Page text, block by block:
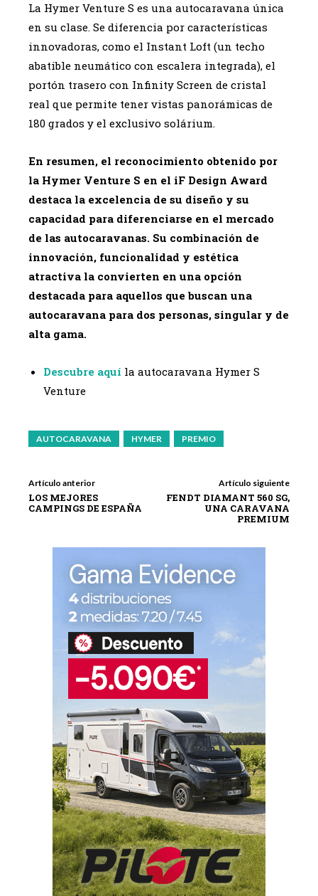
La Hymer Venture S es una autocaravana única
en su clase. Se diferencia por características
innovadoras, como el Instant Loft (un techo
abatible neumático con escalera integrada), el
portón trasero con Infinity Screen de cristal
real que permite tener vistas panorámicas de
180 grados y el exclusivo solárium.
En resumen, el reconocimiento obtenido por
la Hymer Venture S en el iF Design Award
destaca la excelencia de su diseño y su
capacidad para diferenciarse en el mercado
de las autocaravanas. Su combinación de
innovación, funcionalidad y estética
atractiva la convierten en una opción
destacada para aquellos que buscan una
autocaravana para dos personas, singular y de
alta gama.
Descubre aquí la autocaravana Hymer S
Venture
AUTOCARAVANA HYMER PREMIO
Artículo anterior
LOS MEJORES
CAMPINGS DE ESPAÑA
Artículo siguiente
FENDT DIAMANT 560 SG,
UNA CARAVANA
PREMIUM